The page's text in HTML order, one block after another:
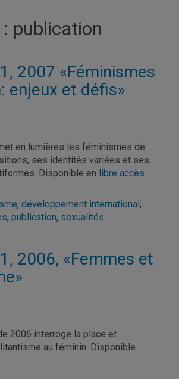
publication
2007 «Féminismes
enjeux et défis»
en lumières les féminismes de
ses identités variées et ses
Disponible en libre accès
, développement international,
, publication, sexualités
2006, «Femmes et
2006 interroge la place et
au féminin. Disponible